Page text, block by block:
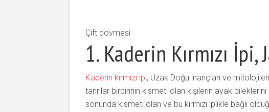
Çift dövmesi
1. Kaderin Kırmızı İpi,
Kaderin kırmızı ipi, Uzak Doğu inançları ve
tanrılar birbirinin kısmeti olan kişilerin ayak bileklerini
sonunda kısmeti olan ve bu kırmızı iplikle bağlı